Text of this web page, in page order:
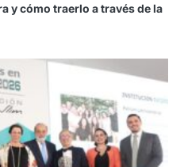
y cómo traerlo a través de la